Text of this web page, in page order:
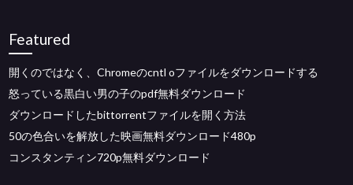
Featured
開くのではなく、Chromeのcntl oファイルをダウンロードする
怒っている黒白い男の子のpdf無料ダウンロード
ダウンロードしたbittorrentファイルを開く方法
50の色合いを解放した映画無料ダウンロード480p
コンスタンティン720p無料ダウンロード